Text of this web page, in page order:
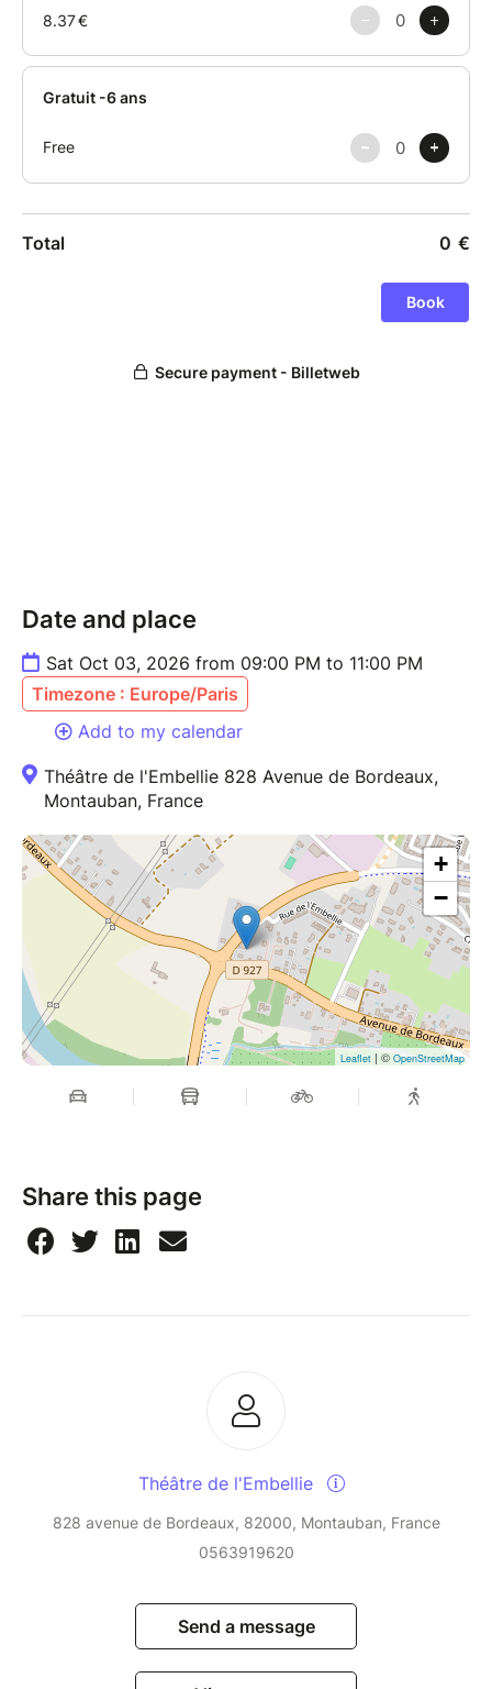
Date and place
Sat Oct 03, 2026 from 09:00 PM to 11:00 PM
Timezone : Europe/Paris
Add to my calendar
Théâtre de l'Embellie 828 Avenue de Bordeaux,
Montauban, France
+
−
Leaflet | ©OpenStreetMap
Share this page
Théâtre de l'Embellie
828 avenue de Bordeaux, 82000, Montauban, France
0563919620
Send a message